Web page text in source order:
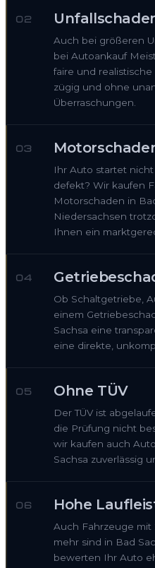
02
Auch bei größeren
bei Autoankauf
faire und
zügig und ohne
Überraschungen.
03
Ihr Auto startet
defekt? Wir kaufen
Motorschaden in
Niedersachsen
Ihnen ein
04
Ob Schaltgetriebe,
einem
Sachsa eine
eine direkte,
05 Ohne TÜV
Der TÜV ist
die Prüfung nicht
wir kaufen auch
Sachsa zuverlässig
06 Hohe
Auch Fahrzeuge
mehr sind in Bad
bewerten Ihr Auto